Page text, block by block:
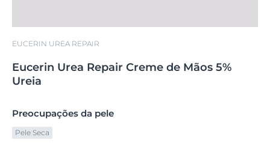
EUCERIN UREA REPAIR
Eucerin Urea Repair Creme de Mãos 5%
Ureia
Preocupações da pele
Pele Seca